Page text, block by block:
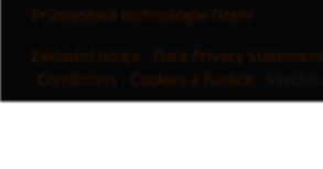
Průmyslová technologie řízení
Základní údaje
Data Privacy Statement
Conditions
Cookies a funkce